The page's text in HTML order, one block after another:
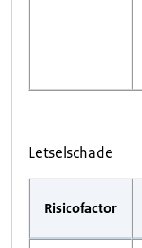
Letselschade
Risicofactor